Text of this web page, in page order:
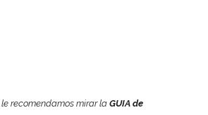
le recomendamos mirar la GUIA de